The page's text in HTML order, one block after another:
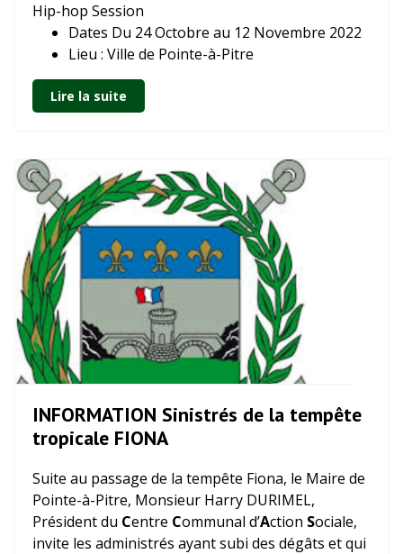
Hip-hop Session
Dates Du 24 Octobre au 12 Novembre 2022
Lieu : Ville de Pointe-à-Pitre
Lire la suite
INFORMATION Sinistrés de la tempête
tropicale FIONA
Suite au passage de la tempête Fiona, le Maire de
Pointe-à-Pitre, Monsieur Harry DURIMEL,
Président du Centre Communal d’Action Sociale,
invite les administrés ayant subi des dégâts et qui